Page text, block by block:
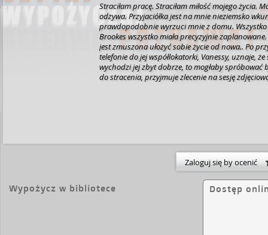
Straciłam pracę. Straciłam miłość mojego życia.
odzywa. Przyjaciółka jest na mnie nieziemsko
prawdopodobnie wyrzuci mnie z domu. Wszystko
Brookes wszystko miała precyzyjnie
jest zmuszona ułożyć sobie życie od nowa.. Po
telefonie do jej współlokatorki, Vanessy, uznaje, że
wychodzi jej zbyt dobrze, to mogłaby spróbować
do stracenia, przyjmuje zlecenie na sesję
Zaloguj się by ocenić
Wypożycz w bibliotece Dostęp